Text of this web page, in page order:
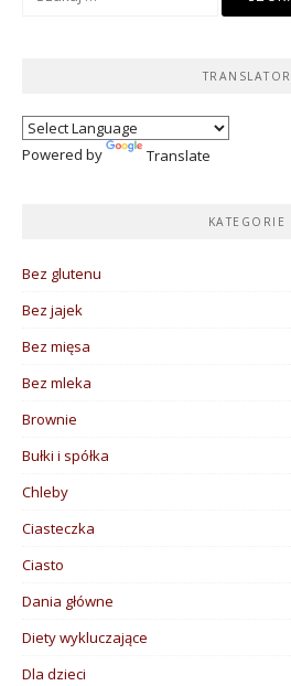
TRANSLATOR
Powered by Translate
KATEGORIE
Bez glutenu
Bez jajek
Bez mięsa
Bez mleka
Brownie
Bułki i spółka
Chleby
Ciasteczka
Ciasto
Dania główne
Diety wykluczające
Dla dzieci